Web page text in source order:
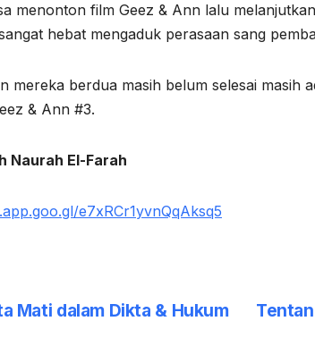
menonton film Geez & Ann lalu
hebat mengaduk perasaan sang
mereka berdua masih belum selesai masih
& Ann #3.
Naurah El-Farah
e7xRCr1yvnQqAksq5
Mati dalam Dikta & Hukum